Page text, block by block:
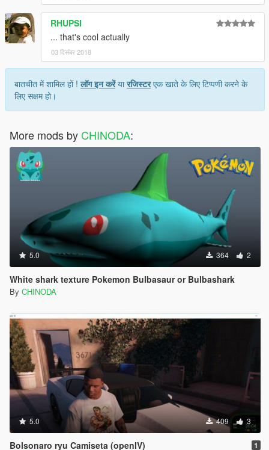
RHUPSI
... that's cool actually
03 दिसंबर 2018
बातचीत में शामिल हों !लॉग इन करेंयारजिस्टरएक खाते के लिए टिप्पणी करने के
लिए सक्षम हो।
More mods by CHINODA:
5.0 364 2
White shark texture Pokemon Bulbasaur or Bulbashark
By CHINODA
5.0 409 3
Bolsonaro ryu Camiseta (openIV) 1